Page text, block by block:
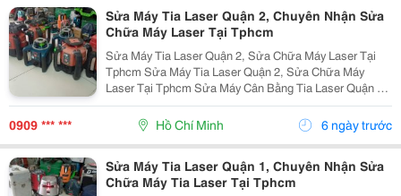
Sửa Máy Tia Laser Quận 2, Chuyên Nhận Sửa
Chữa Máy Laser Tại Tphcm
Sửa Máy Tia Laser Quận 2, Sửa Chữa Máy Laser Tại
Tphcm Sửa Máy Tia Laser Quận 2, Sửa Chữa Máy
Laser Tại Tphcm Sửa Máy Cân Bằng Tia Laser Quận 2
Nhận Sửa Chữa Máy Cân Bằng Laser Quận 2 Sửa
Chữa Máy Laser Quận 2 Sửa Chữa Máy Laser Bosch ...
0909 *** *** Hồ Chí Minh 6 ngày trước
Sửa Máy Tia Laser Quận 1, Chuyên Nhận Sửa
Chữa Máy Tia Laser Tại Tphcm